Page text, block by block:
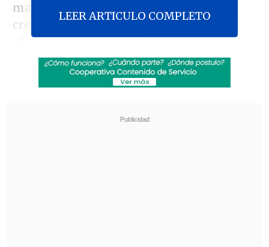
mando de la fuerza aérea anunciara la
creación de un cuerpo con capacidades
ofensivas y defensivas.
"China mantendrá una política
constante de defensa nacional de
expansión militar y la carrera de
LEER ARTICULO COMPLETO